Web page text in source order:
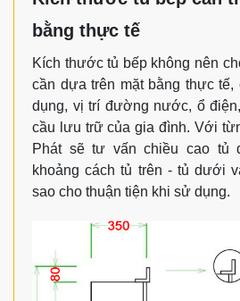
bằng thực tế
Kích thước tủ bếp không nên
cần dựa trên mặt bằng thực
dụng, vị trí đường nước, ổ
cầu lưu trữ của gia đình. Với
Phát sẽ tư vấn chiều cao tủ
khoảng cách tủ trên - tủ dưới
sao cho thuận tiện khi sử dụng.